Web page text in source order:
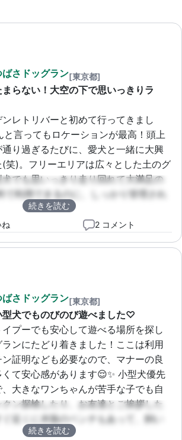
さドッグラン[東京都]
らない！大空の下で思いっきりラ
レトリバーと初めて行ってきまし
言ってもロケーションが最高！頭上
り過ぎるたびに、愛犬と一緒に大興
笑)。フリーエリアは広々とした土のグ
でも思いっきり走り回れて大満足の
で利用できるのに、しっかり管理され
も近いから、潮風を感じながらのお散
また絶対リピートします！🐶💨
続きを読む
2 コメント
さドッグラン[東京都]
型犬でものびのび遊べました♡
プーでも安心して遊べる場所を探し
ンにたどり着きました！ここは利用
証明なども必要なので、マナーの良
て安心感があります😌✨ 小型犬優先
大きなワンちゃんが苦手な子でも自
ン探検したり、お友達とご挨拶した
近くに木陰のベンチもあって、飼い
るのが嬉しいポイントです👍
続きを読む